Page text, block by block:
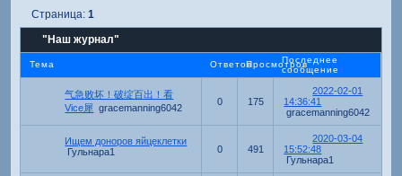
"Наш журнал"
Страница: 1
Тема ОтветовПросмотровПоследнее
сообщение
气急败坏！破绽百出！看
Vice犀
gracemanning6042
0 175
2022-02-01
14:36:41
gracemanning6042
Ищем доноров яйцеклетки
Гульнара1
0 491
2020-03-04
15:52:48
Гульнара1